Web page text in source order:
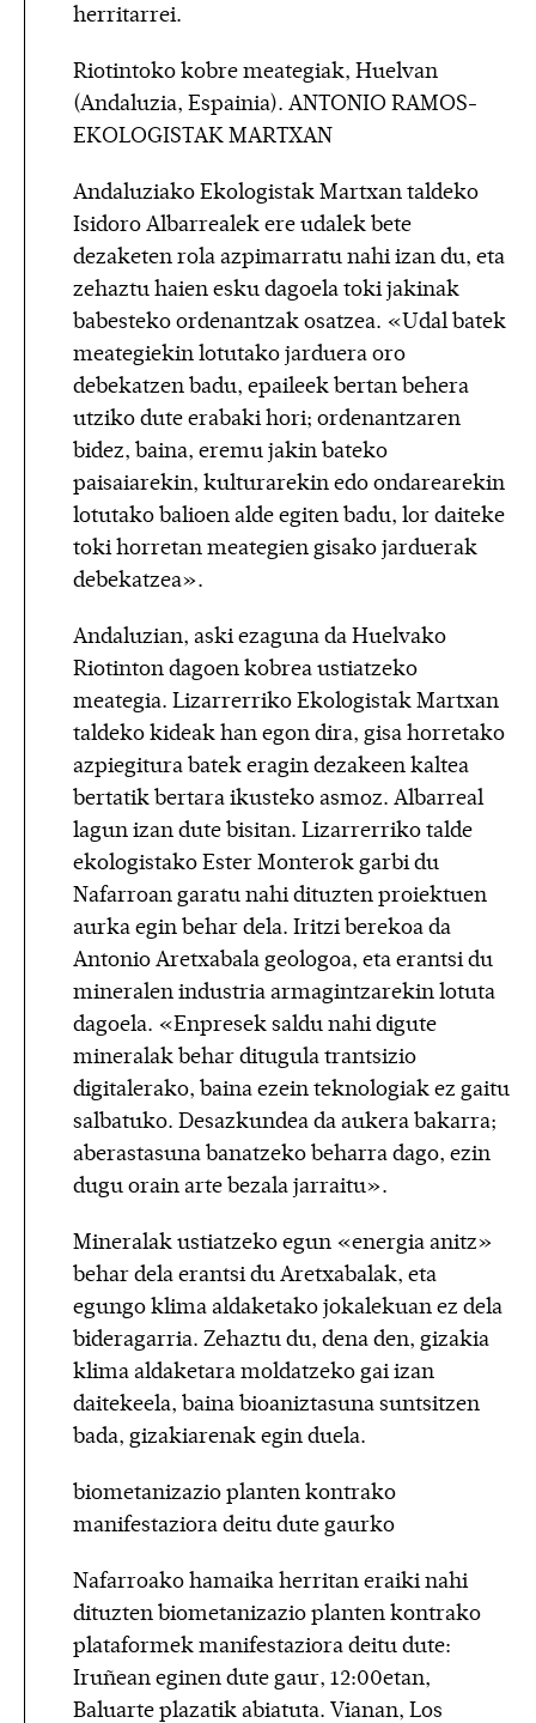
herritarrei.
Riotintoko kobre meategiak, Huelvan
(Andaluzia, Espainia). ANTONIO RAMOS-
EKOLOGISTAK MARTXAN
Andaluziako Ekologistak Martxan taldeko
Isidoro Albarrealek ere udalek bete
dezaketen rola azpimarratu nahi izan du, eta
zehaztu haien esku dagoela toki jakinak
babesteko ordenantzak osatzea. «Udal batek
meategiekin lotutako jarduera oro
debekatzen badu, epaileek bertan behera
utziko dute erabaki hori; ordenantzaren
bidez, baina, eremu jakin bateko
paisaiarekin, kulturarekin edo ondarearekin
lotutako balioen alde egiten badu, lor daiteke
toki horretan meategien gisako jarduerak
debekatzea».
Andaluzian, aski ezaguna da Huelvako
Riotinton dagoen kobrea ustiatzeko
meategia. Lizarrerriko Ekologistak Martxan
taldeko kideak han egon dira, gisa horretako
azpiegitura batek eragin dezakeen kaltea
bertatik bertara ikusteko asmoz. Albarreal
lagun izan dute bisitan. Lizarrerriko talde
ekologistako Ester Monterok garbi du
Nafarroan garatu nahi dituzten proiektuen
aurka egin behar dela. Iritzi berekoa da
Antonio Aretxabala geologoa, eta erantsi du
mineralen industria armagintzarekin lotuta
dagoela. «Enpresek saldu nahi digute
mineralak behar ditugula trantsizio
digitalerako, baina ezein teknologiak ez gaitu
salbatuko. Desazkundea da aukera bakarra;
aberastasuna banatzeko beharra dago, ezin
dugu orain arte bezala jarraitu».
Mineralak ustiatzeko egun «energia anitz»
behar dela erantsi du Aretxabalak, eta
egungo klima aldaketako jokalekuan ez dela
bideragarria. Zehaztu du, dena den, gizakia
klima aldaketara moldatzeko gai izan
daitekeela, baina bioaniztasuna suntsitzen
bada, gizakiarenak egin duela.
biometanizazio planten kontrako
manifestaziora deitu dute gaurko
Nafarroako hamaika herritan eraiki nahi
dituzten biometanizazio planten kontrako
plataformek manifestaziora deitu dute:
Iruñean eginen dute gaur, 12:00etan,
Baluarte plazatik abiatuta. Vianan, Los